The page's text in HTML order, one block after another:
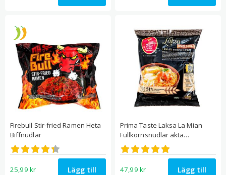
Firebull Stir-fried Ramen Heta
Biffnudlar
Betygsatt
4.33
av 5
25,99 kr Lägg till
Prima Taste Laksa La Mian
Fullkornsnudlar äkta
currypasta & kokosmjölk
Betygsatt
5.00
av 5
47,99 kr Lägg till